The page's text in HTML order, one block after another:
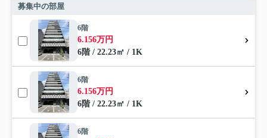
募集中の部屋
6階
6.156万円
6階 / 22.23㎡ / 1K
6階
6.156万円
6階 / 22.23㎡ / 1K
6階